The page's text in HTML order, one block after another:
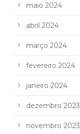
maio 2024
abril 2024
março 2024
fevereiro 2024
janeiro 2024
dezembro 2023
novembro 2023